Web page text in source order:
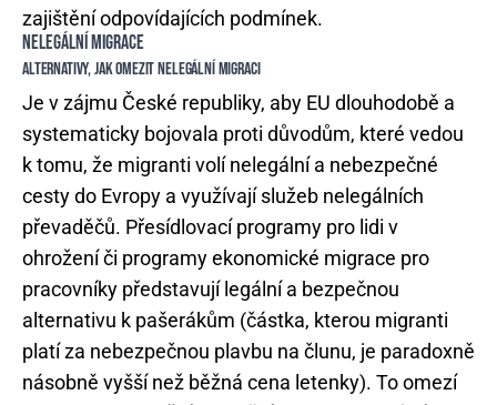
zajištění odpovídajících podmínek.
NELEGÁLNÍ MIGRACE
ALTERNATIVY, JAK OMEZIT NELEGÁLNÍ MIGRACI
Je v zájmu České republiky, aby EU dlouhodobě a
systematicky bojovala proti důvodům, které vedou
k tomu, že migranti volí nelegální a nebezpečné
cesty do Evropy a využívají služeb nelegálních
převaděčů. Přesídlovací programy pro lidi v
ohrožení či programy ekonomické migrace pro
pracovníky představují legální a bezpečnou
alternativu k pašerákům (částka, kterou migranti
platí za nebezpečnou plavbu na člunu, je paradoxně
násobně vyšší než běžná cena letenky). To omezí